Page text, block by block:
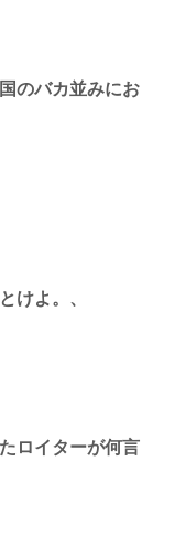
のバカ並みにお
けよ。、
ロイターが何言